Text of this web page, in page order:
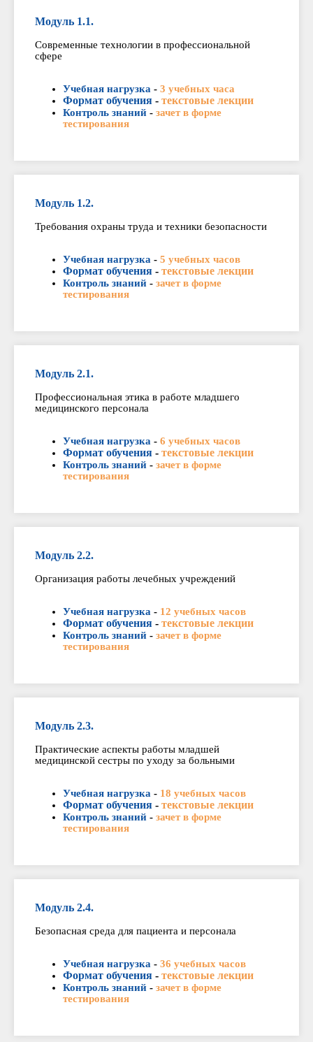
Модуль 1.1.
Современные технологии в профессиональной
сфере
Учебная нагрузка - 3 учебных часа
Формат обучения - текстовые лекции
Контроль знаний - зачет в форме
тестирования
Модуль 1.2.
Требования охраны труда и техники безопасности
Учебная нагрузка - 5 учебных часов
Формат обучения - текстовые лекции
Контроль знаний - зачет в форме
тестирования
Модуль 2.1.
Профессиональная этика в работе младшего
медицинского персонала
Учебная нагрузка - 6 учебных часов
Формат обучения - текстовые лекции
Контроль знаний - зачет в форме
тестирования
Модуль 2.2.
Организация работы лечебных учреждений
Учебная нагрузка - 12 учебных часов
Формат обучения - текстовые лекции
Контроль знаний - зачет в форме
тестирования
Модуль 2.3.
Практические аспекты работы младшей
медицинской сестры по уходу за больными
Учебная нагрузка - 18 учебных часов
Формат обучения - текстовые лекции
Контроль знаний - зачет в форме
тестирования
Модуль 2.4.
Безопасная среда для пациента и персонала
Учебная нагрузка - 36 учебных часов
Формат обучения - текстовые лекции
Контроль знаний - зачет в форме
тестирования